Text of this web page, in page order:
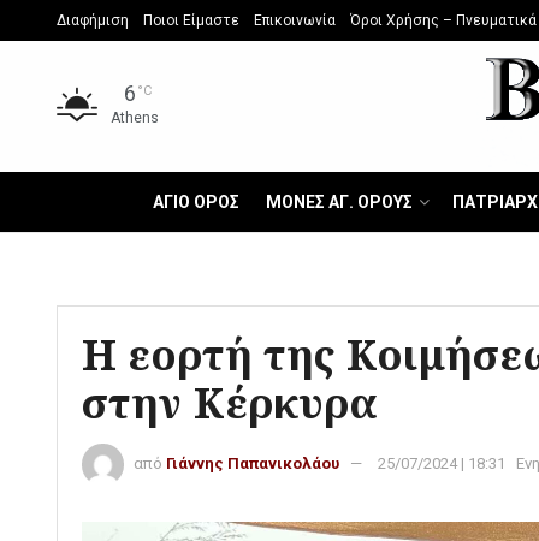
Διαφήμιση Ποιοι Είμαστε Επικοινωνία Όροι Χρήσης –
6 °C
Athens
ΑΓΙΟ ΟΡΟΣ ΜΟΝΕΣ ΑΓ. ΟΡΟΥΣ
Η εορτή της
στην Κέρκυρα
από Γιάννης Παπανικολάου 25/07/2024 | 18:31